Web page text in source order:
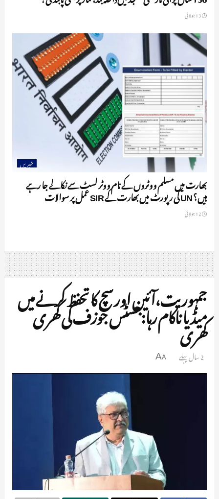
خبریں
بھارت میں مسلم ووٹروں کے نام ووٹر لسٹ سے نکالے جا رہے
ہیں؟ UN کی رپورٹ میں بھارت کے SIR عمل پر سوالات
جمہوریت،آئین اور سچ کا تحفظ کرنے میں
میڈیا ناکام رہا:جسٹس جوزف کی کھری
کھری
2 سال پہلے A
A